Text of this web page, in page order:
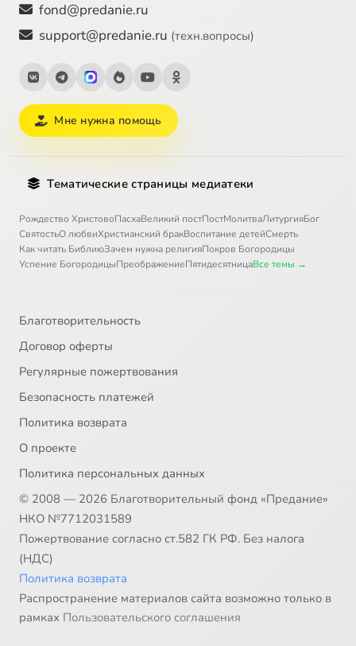
fond@predanie.ru
support@predanie.ru (техн.вопросы)
Мне нужна помощь
Тематические страницы медиатеки
Рождество ХристовоПасхаВеликий постПостМолитваЛитургияБог
СвятостьО любвиХристианский бракВоспитание детейСмерть
Как читать БиблиюЗачем нужна религияПокров Богородицы
Успение БогородицыПреображениеПятидесятницаВсе темы →
Благотворительность
Договор оферты
Регулярные пожертвования
Безопасность платежей
Политика возврата
О проекте
Политика персональных данных
© 2008 — 2026 Благотворительный фонд «Предание»
НКО №7712031589
Пожертвование согласно ст.582 ГК РФ. Без налога
(НДС)
Политика возврата
Распространение материалов сайта возможно только в
рамках Пользовательского соглашения